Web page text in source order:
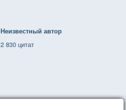
Неизвестный автор
2 830 цитат